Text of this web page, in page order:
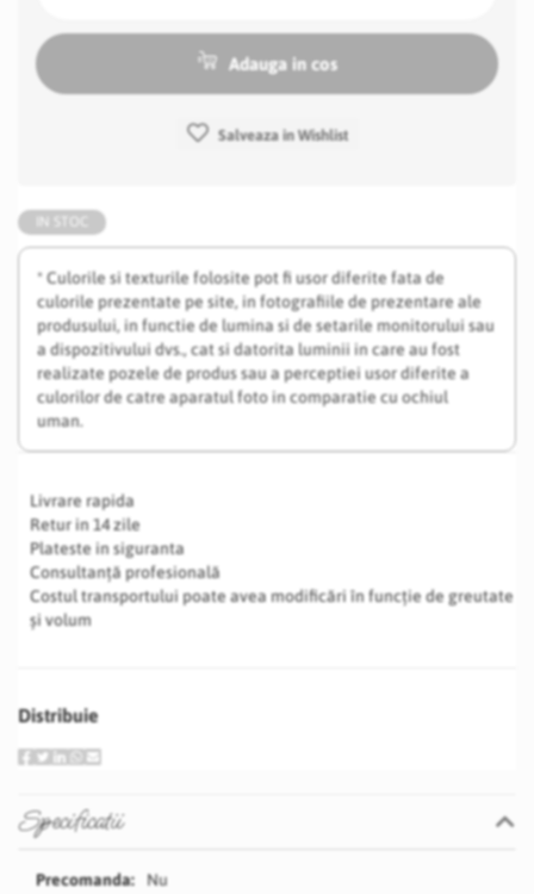
* Culorile si texturile folosite pot fi usor diferite fata de
culorile prezentate pe site, in fotografiile de prezentare ale
produsului, in functie de lumina si de setarile monitorului sau
a dispozitivului dvs., cat si datorita luminii in care au fost
realizate pozele de produs sau a perceptiei usor diferite a
culorilor de catre aparatul foto in comparatie cu ochiul
uman.
Livrare rapida
Retur in 14 zile
Plateste in siguranta
Consultanță profesională
Costul transportului poate avea modificări în funcție de greutate
și volum
Distribuie
Adauga in cos
Salveaza in Wishlist
Specificatii
Specificatii
Nu